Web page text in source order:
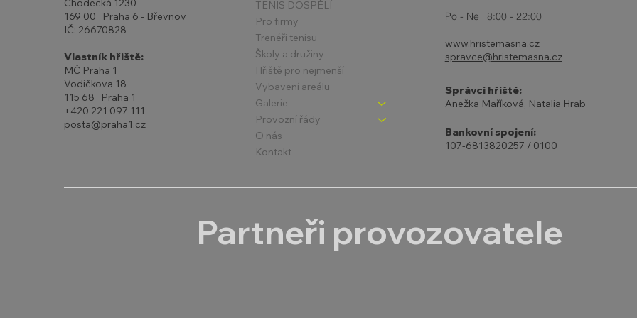
Chodecká 1230
169 00 Praha 6 - Břevnov
IČ: 26670828
Vlastník hřiště:
MČ Praha 1
Vodičkova 18
115 68 Praha 1
+420 221 097 111
posta@praha1.cz
TENIS DOSPĚLÍ
Pro firmy
Trenéři tenisu
Školy a družiny
Hřiště pro nejmenší
Vybavení areálu
Galerie
Provozní řády
O nás
Kontakt
Po - Ne | 8:00 - 22:00
www.hristemasna.cz
spravce@hristemasna.cz
Správci hřiště:
Anežka Maříková, Natalia Hrab
Bankovní spojení:
107-6813820257 / 0100
Partneři provozovatele